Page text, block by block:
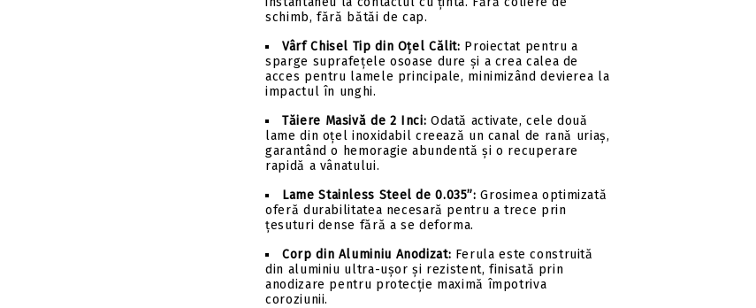
schimb, fără bătăi de cap.
Vârf Chisel Tip din Oțel Călit: Proiectat pentru a
sparge suprafețele osoase dure și a crea calea de
acces pentru lamele principale, minimizând devierea la
impactul în unghi.
Tăiere Masivă de 2 Inci: Odată activate, cele două
lame din oțel inoxidabil creează un canal de rană uriaș,
garantând o hemoragie abundentă și o recuperare
rapidă a vânatului.
Lame Stainless Steel de 0.035”: Grosimea optimizată
oferă durabilitatea necesară pentru a trece prin
țesuturi dense fără a se deforma.
Corp din Aluminiu Anodizat: Ferula este construită
din aluminiu ultra-ușor și rezistent, finisată prin
anodizare pentru protecție maximă împotriva
coroziunii.